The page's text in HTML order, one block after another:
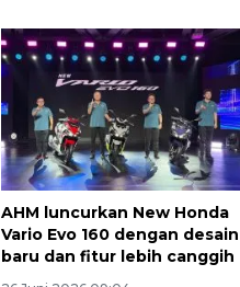
AHM luncurkan New Honda
Vario Evo 160 dengan desain
baru dan fitur lebih canggih